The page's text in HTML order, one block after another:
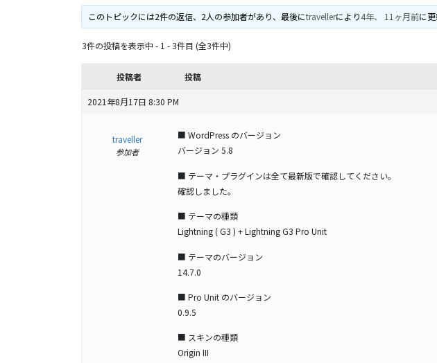
このトピックには2件の返信、2人の参加者があり、最後にtravellerにより4年、 11ヶ月前に更
3件の投稿を表示中 - 1 - 3件目 (全3件中)
投稿者 投稿
2021年8月17日 8:30 PM
traveller
参加者
■ WordPress のバージョン
バージョン 5.8
■ テーマ・プラグインは全て最新版で確認してください。
確認しました。
■ テーマの種類
Lightning ( G3 ) + Lightning G3 Pro Unit
■ テーマのバージョン
14.7.0
■ Pro Unit のバージョン
0.9.5
■ スキンの種類
Origin III